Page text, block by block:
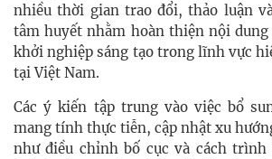
nhiều thời gian trao đổi, thảo luận
tâm huyết nhằm hoàn thiện nội dung
khởi nghiệp sáng tạo trong lĩnh vực
tại Việt Nam.
Các ý kiến tập trung vào việc bổ
mang tính thực tiễn, cập nhật xu
như điều chỉnh bố cục và cách trình